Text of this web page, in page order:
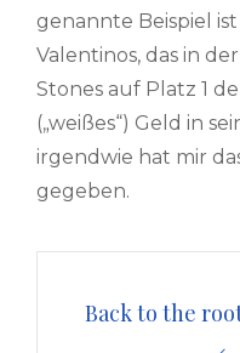
genannte Beispiel ist
Valentinos, das in
Stones auf Platz 1
(„weißes“) Geld in
irgendwie hat mir
gegeben.
Back to the